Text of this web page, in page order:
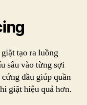
tạo ra luồng
sâu vào từng sợi
đầu giúp quần
giặt hiệu quả hơn.